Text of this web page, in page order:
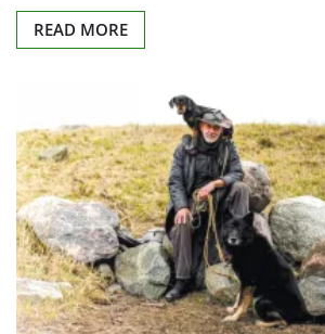
READ MORE